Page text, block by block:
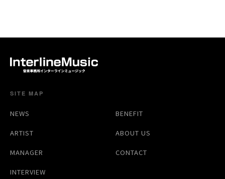
SITE MAP
NEWS
ARTIST
MANAGER
INTERVIEW
BENEFIT
ABOUT US
CONTACT